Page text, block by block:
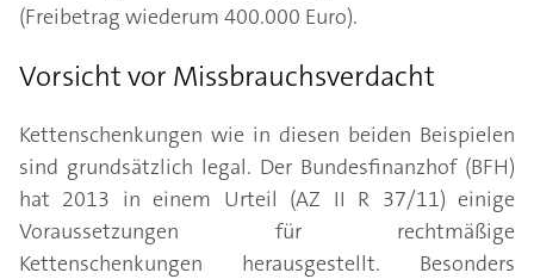
(Freibetrag wiederum 400.000 Euro).
Vorsicht vor Missbrauchsverdacht
Kettenschenkungen wie in diesen beiden Beispielen
sind grundsätzlich legal. Der Bundesfinanzhof (BFH)
hat 2013 in einem Urteil (AZ II R 37/11) einige
Voraussetzungen für rechtmäßige
Kettenschenkungen herausgestellt. Besonders